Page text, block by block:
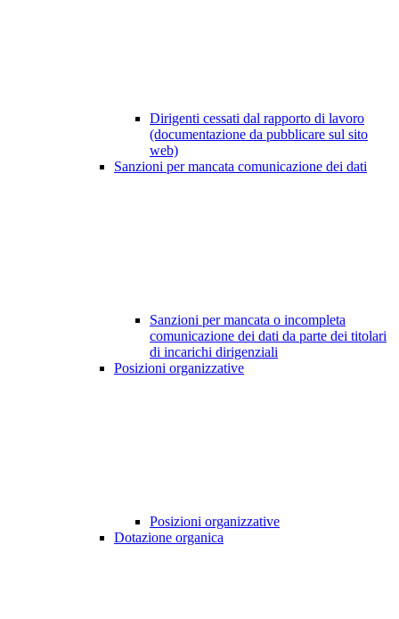
Dirigenti cessati dal rapporto di lavoro
(documentazione da pubblicare sul sito
web)
Sanzioni per mancata comunicazione dei dati
Sanzioni per mancata o incompleta
comunicazione dei dati da parte dei titolari
di incarichi dirigenziali
Posizioni organizzative
Posizioni organizzative
Dotazione organica